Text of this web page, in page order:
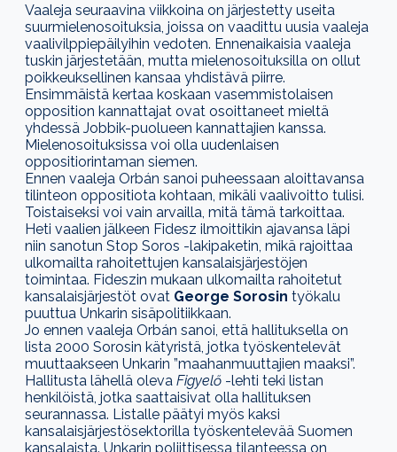
Vaaleja seuraavina viikkoina on järjestetty useita
suurmielenosoituksia, joissa on vaadittu uusia vaaleja
vaalivilppiepäilyihin vedoten. Ennenaikaisia vaaleja
tuskin järjestetään, mutta mielenosoituksilla on ollut
poikkeuksellinen kansaa yhdistävä piirre.
Ensimmäistä kertaa koskaan vasemmistolaisen
opposition kannattajat ovat osoittaneet mieltä
yhdessä Jobbik-puolueen kannattajien kanssa.
Mielenosoituksissa voi olla uudenlaisen
oppositiorintaman siemen.
Ennen vaaleja Orbán sanoi puheessaan aloittavansa
tilinteon oppositiota kohtaan, mikäli vaalivoitto tulisi.
Toistaiseksi voi vain arvailla, mitä tämä tarkoittaa.
Heti vaalien jälkeen Fidesz ilmoittikin ajavansa läpi
niin sanotun Stop Soros -lakipaketin, mikä rajoittaa
ulkomailta rahoitettujen kansalaisjärjestöjen
toimintaa. Fideszin mukaan ulkomailta rahoitetut
kansalaisjärjestöt ovat George Sorosin työkalu
puuttua Unkarin sisäpolitiikkaan.
Jo ennen vaaleja Orbán sanoi, että hallituksella on
lista 2000 Sorosin kätyristä, jotka työskentelevät
muuttaakseen Unkarin ”maahanmuuttajien maaksi”.
Hallitusta lähellä oleva Figyelő -lehti teki listan
henkilöistä, jotka saattaisivat olla hallituksen
seurannassa. Listalle päätyi myös kaksi
kansalaisjärjestösektorilla työskentelevää Suomen
kansalaista. Unkarin poliittisessa tilanteessa on